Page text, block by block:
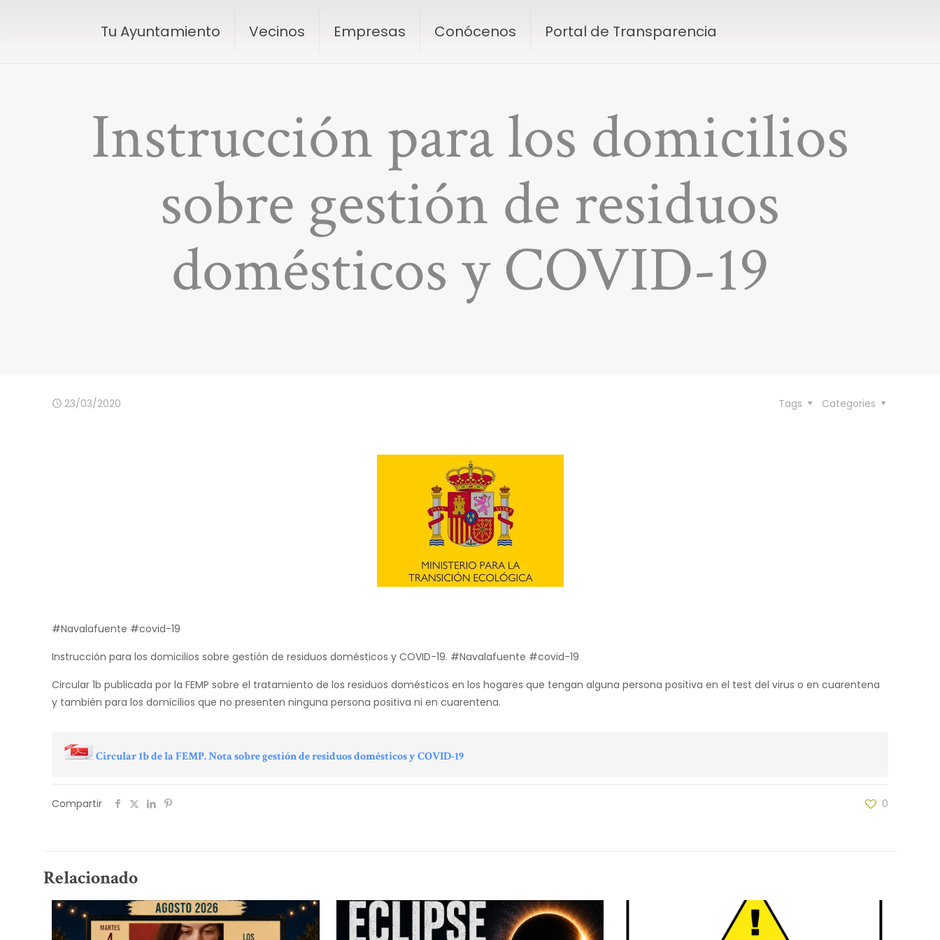
Tu Ayuntamiento Vecinos Empresas Conócenos Portal de Transparencia
Instrucción para los domicilios
sobre gestión de residuos
domésticos y COVID-19
23/03/2020 Categories
Tags
#Navalafuente #covid-19
Instrucción para los domicilios sobre gestión de residuos domésticos y COVID-19. #Navalafuente #covid-19
Circular 1b publicada por la FEMP sobre el tratamiento de los residuos domésticos en los hogares que tengan alguna persona positiva en el test del virus o en cuarentena
y también para los domicilios que no presenten ninguna persona positiva ni en cuarentena.
Circular 1b de la FEMP. Nota sobre gestión de residuos domésticos y COVID-19
Compartir 0
Relacionado